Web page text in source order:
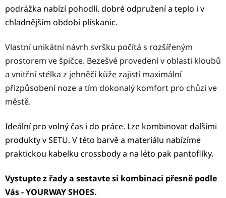
podrážka nabízí pohodlí, dobré odpružení a teplo i v
chladnějším období plískanic.
Vlastní unikátní návrh svršku počítá s rozšířeným
prostorem ve špičce. Bezešvé provedení v oblasti kloubů
a vnitřní stélka z jehněčí kůže zajistí maximální
přizpůsobení noze a tím dokonalý komfort pro chůzi ve
městě.
Ideální pro volný čas i do práce. Lze kombinovat dalšími
produkty vSETU. V této barvě a materiálu nabízíme
praktickou kabelku crossbody a na léto pak pantoflíky.
Vystupte z řady a sestavte si kombinaci přesně podle
Vás - YOURWAY SHOES.